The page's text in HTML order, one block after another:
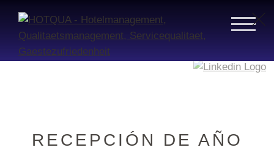
RECEPCIÓN DE AÑO